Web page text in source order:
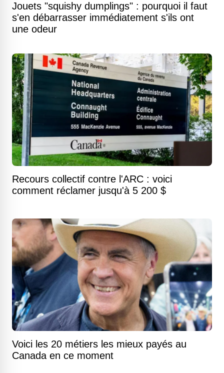
Jouets "squishy dumplings" : pourquoi il faut
s'en débarrasser immédiatement s'ils ont
une odeur
Recours collectif contre l'ARC : voici
comment réclamer jusqu'à 5 200 $
Voici les 20 métiers les mieux payés au
Canada en ce moment